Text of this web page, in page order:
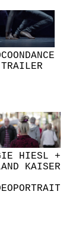
HIESL +
KAISER